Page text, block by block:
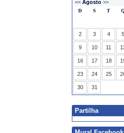
Partilha